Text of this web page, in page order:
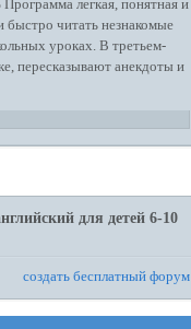
легкая, понятная и
быстро читать незнакомые
уроках. В третьем-
пересказывают анекдоты и
для детей 6-10
создать бесплатный форум